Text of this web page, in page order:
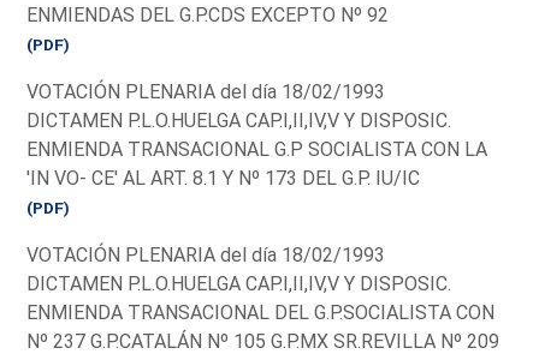
ENMIENDAS DEL G.P.CDS EXCEPTO Nº 92
(PDF)
VOTACIÓN PLENARIA del día 18/02/1993
DICTAMEN P.L.O.HUELGA CAP.I,II,IV,V Y DISPOSIC.
ENMIENDA TRANSACIONAL G.P SOCIALISTA CON LA
'IN VO- CE' AL ART. 8.1 Y Nº 173 DEL G.P. IU/IC
(PDF)
VOTACIÓN PLENARIA del día 18/02/1993
DICTAMEN P.L.O.HUELGA CAP.I,II,IV,V Y DISPOSIC.
ENMIENDA TRANSACIONAL DEL G.P.SOCIALISTA CON
Nº 237 G.P.CATALÁN Nº 105 G.P.MX SR.REVILLA Nº 209